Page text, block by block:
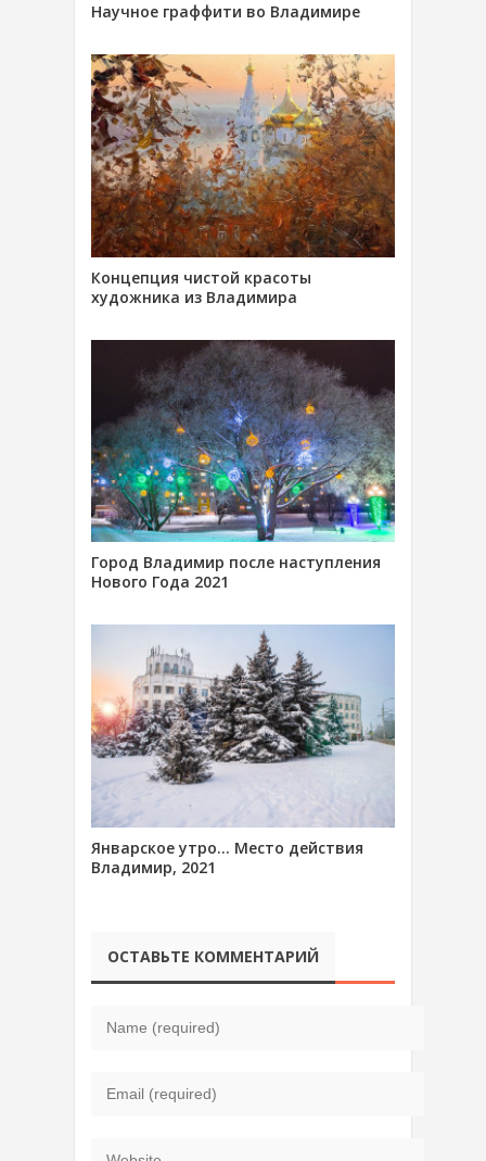
Научное граффити во Владимире
Концепция чистой красоты
художника из Владимира
Город Владимир после наступления
Нового Года 2021
Январское утро… Место действия
Владимир, 2021
ОСТАВЬТЕ КОММЕНТАРИЙ